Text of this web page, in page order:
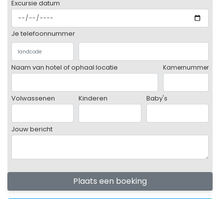
Excursie datum
Je telefoonnummer
Naam van hotel of ophaal locatie Kamernummer
Volwassenen Kinderen Baby's
Jouw bericht
Plaats een boeking